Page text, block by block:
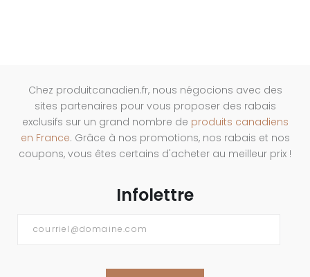
Chez produitcanadien.fr, nous négocions avec des
sites partenaires pour vous proposer des rabais
exclusifs sur un grand nombre de produits canadiens
en France. Grâce à nos promotions, nos rabais et nos
coupons, vous êtes certains d'acheter au meilleur prix !
Infolettre